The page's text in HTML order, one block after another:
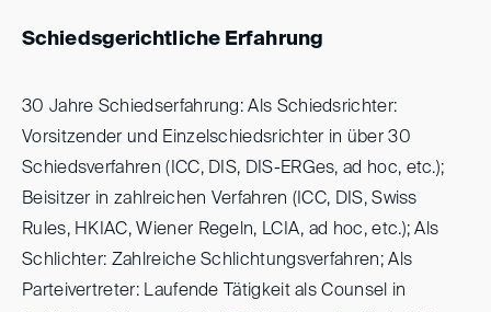
Schiedsgerichtliche Erfahrung
30 Jahre Schiedserfahrung: Als Schiedsrichter:
Vorsitzender und Einzelschiedsrichter in über 30
Schiedsverfahren (ICC, DIS, DIS-ERGes, ad hoc, etc.);
Beisitzer in zahlreichen Verfahren (ICC, DIS, Swiss
Rules, HKIAC, Wiener Regeln, LCIA, ad hoc, etc.); Als
Schlichter: Zahlreiche Schlichtungsverfahren; Als
Parteivertreter: Laufende Tätigkeit als Counsel in